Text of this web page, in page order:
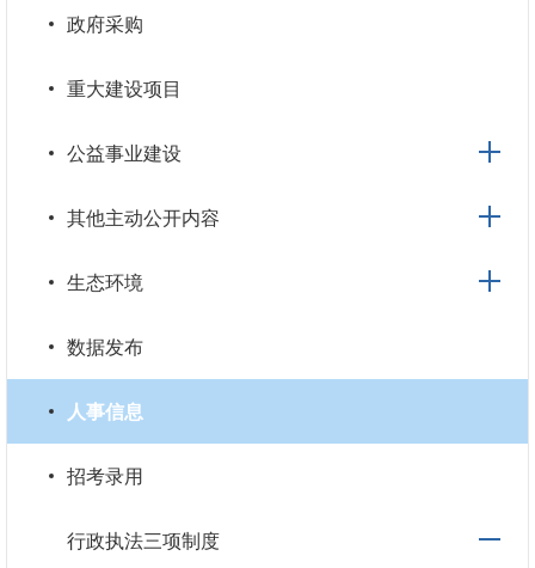
政府采购
重大建设项目
公益事业建设
其他主动公开内容
生态环境
数据发布
人事信息
招考录用
行政执法三项制度